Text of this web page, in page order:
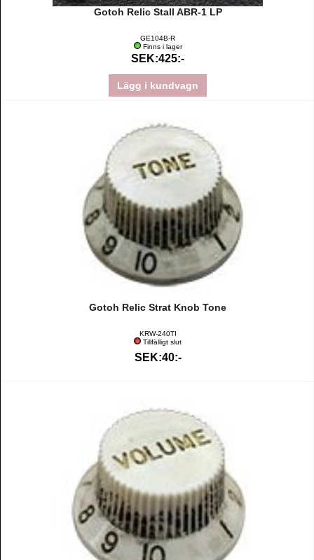
Gotoh Relic Stall ABR-1 LP
GE104B-R
Finns i lager
SEK:425:-
Lägg i kundvagn
Gotoh Relic Strat Knob Tone
KRW-240TI
Tillfälligt slut
SEK:40:-